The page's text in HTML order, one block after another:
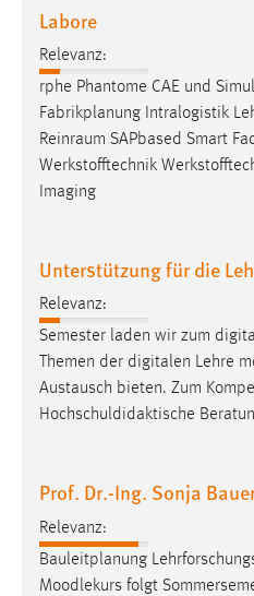
Labore
Relevanz:
rphe Phantome CAE und
Fabrikplanung Intralogistik
Reinraum SAPbased Smart
Werkstofftechnik
Imaging
Unterstützung für die
Relevanz:
Semester laden wir zum
Themen der digitalen Lehre
Austausch bieten. Zum
Hochschuldidaktische
Prof. Dr.-Ing. Sonja
Relevanz:
Bauleitplanung
Moodlekurs folgt
Name:
staticfilecache
Zweck:
Für performante
gespeichert, ob man
Name:
Zweck:
Das Cookie speichert die
Cookie Laufzeit:
30 Tage
Chat
Name:
MibewSessionID,
chat-frame-style-